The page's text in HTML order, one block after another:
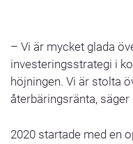
– Vi är mycket glada
investeringsstrategi i
höjningen. Vi är stolta
återbäringsränta,
2020 startade med en